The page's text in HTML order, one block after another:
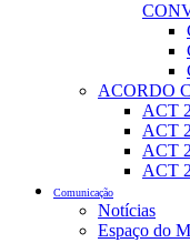
ACORDO
ACT
ACT
ACT
ACT
Comunicação
Notícias
Espaço do